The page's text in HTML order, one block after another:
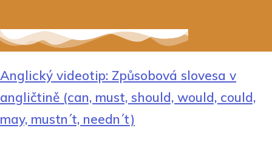
Anglický videotip: Způsobová slovesa v
angličtině (can, must, should, would, could,
may, mustn´t, needn´t)